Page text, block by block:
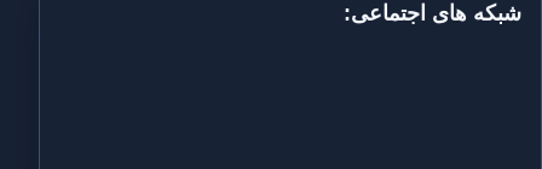
شبکه های اجتماعی: